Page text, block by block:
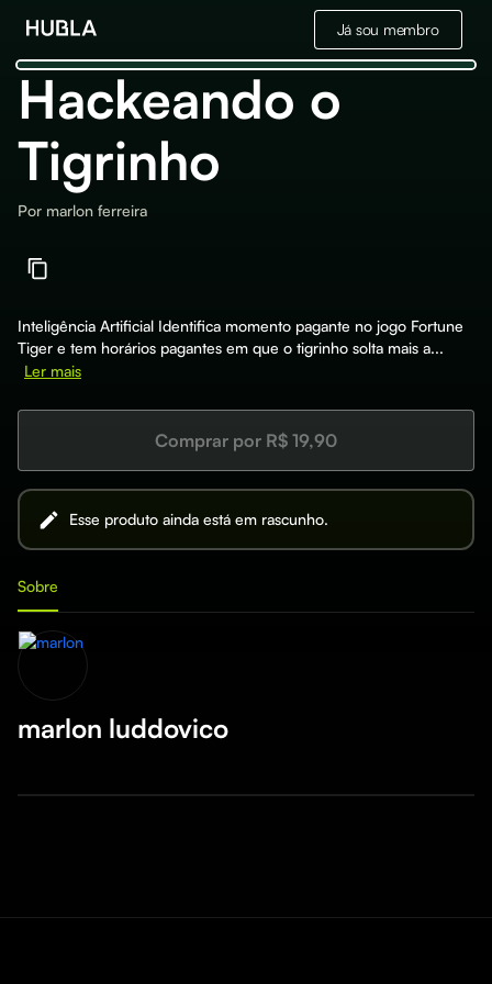
Já sou membro
Hackeando o
Tigrinho
Por marlon ferreira
Inteligência Artificial Identifica momento pagante no jogo Fortune
Tiger e tem horários pagantes em que o tigrinho solta mais a...
Ler mais
Comprar por R$ 19,90
Esse produto ainda está em rascunho.
Sobre
marlon luddovico